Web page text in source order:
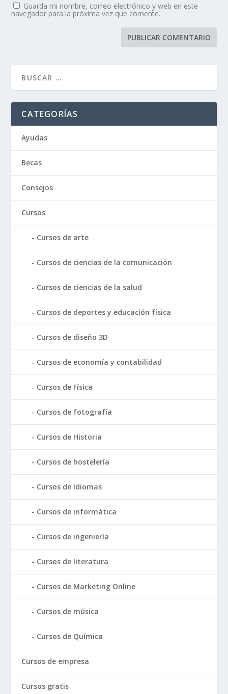
Guarda mi nombre, correo electrónico y web en este
navegador para la próxima vez que comente.
CATEGORÍAS
Ayudas
Becas
Consejos
Cursos
Cursos de arte
Cursos de ciencias de la comunicación
Cursos de ciencias de la salud
Cursos de deportes y educación física
Cursos de diseño 3D
Cursos de economía y contabilidad
Cursos de Física
Cursos de fotografía
Cursos de Historia
Cursos de hostelería
Cursos de Idiomas
Cursos de informática
Cursos de ingeniería
Cursos de literatura
Cursos de Marketing Online
Cursos de música
Cursos de Química
Cursos de empresa
Cursos gratis